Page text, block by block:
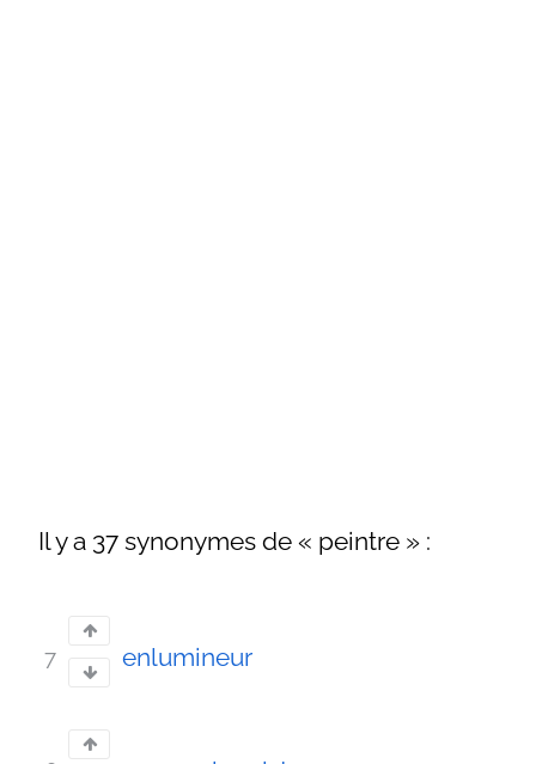
Il y a 37 synonymes de « peintre » :
7 enlumineur